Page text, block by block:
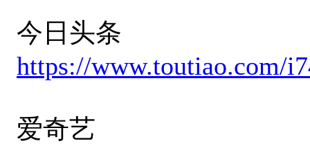
今日头条
https://www.toutiao.com/
爱奇艺